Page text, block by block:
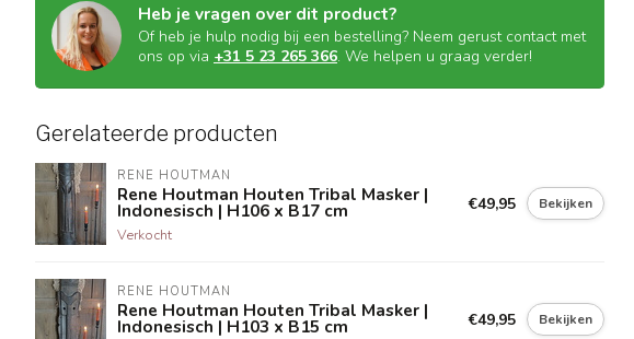
Heb je vragen over dit product?
Of heb je hulp nodig bij een bestelling? Neem gerust contact met
ons op via +31 5 23 265 366. We helpen u graag verder!
Gerelateerde producten
RENE HOUTMAN
Rene Houtman Houten Tribal Masker |
Indonesisch | H106 x B17 cm
Verkocht
€49,95 Bekijken
RENE HOUTMAN
Rene Houtman Houten Tribal Masker |
Indonesisch | H103 x B15 cm €49,95 Bekijken